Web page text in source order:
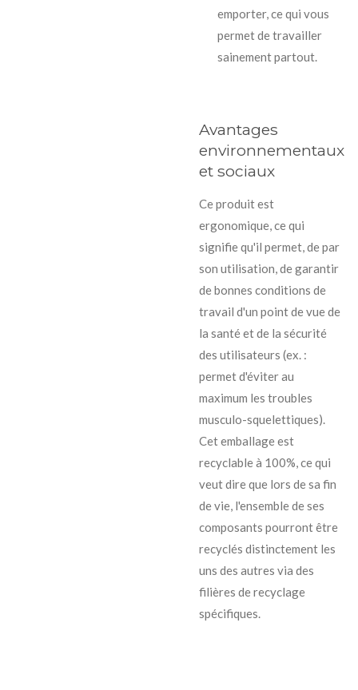
emporter, ce qui vous
permet de travailler
sainement partout.
Avantages
environnementaux
et sociaux
Ce produit est
ergonomique, ce qui
signifie qu'il permet, de par
son utilisation, de garantir
de bonnes conditions de
travail d'un point de vue de
la santé et de la sécurité
des utilisateurs (ex. :
permet d'éviter au
maximum les troubles
musculo-squelettiques).
Cet emballage est
recyclable à 100%, ce qui
veut dire que lors de sa fin
de vie, l'ensemble de ses
composants pourront être
recyclés distinctement les
uns des autres via des
filières de recyclage
spécifiques.